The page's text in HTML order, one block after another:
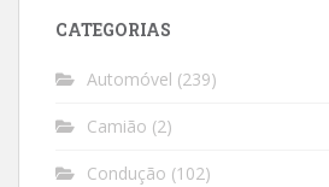
CATEGORIAS
Automóvel (239)
Camião (2)
Condução (102)